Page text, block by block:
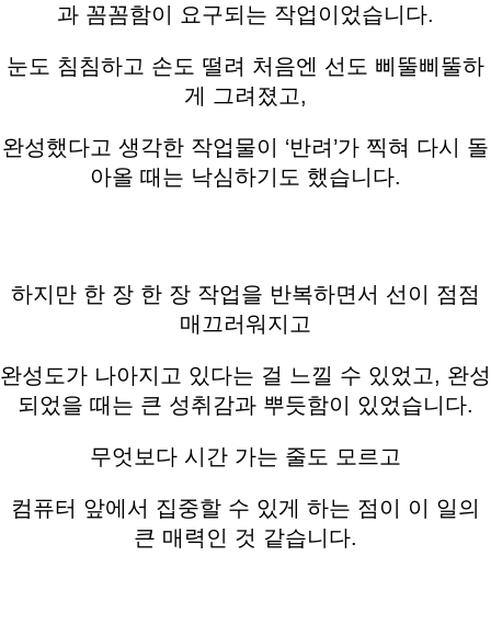
과 꼼꼼함이 요구되는 작업이었습니다.
눈도 침침하고 손도 떨려 처음엔 선도 삐뚤삐뚤하
게 그려졌고,
완성했다고 생각한 작업물이 ‘반려’가 찍혀 다시 돌
아올 때는 낙심하기도 했습니다.
하지만 한 장 한 장 작업을 반복하면서 선이 점점
매끄러워지고
완성도가 나아지고 있다는 걸 느낄 수 있었고, 완성
되었을 때는 큰 성취감과 뿌듯함이 있었습니다.
무엇보다 시간 가는 줄도 모르고
컴퓨터 앞에서 집중할 수 있게 하는 점이 이 일의
큰 매력인 것 같습니다.